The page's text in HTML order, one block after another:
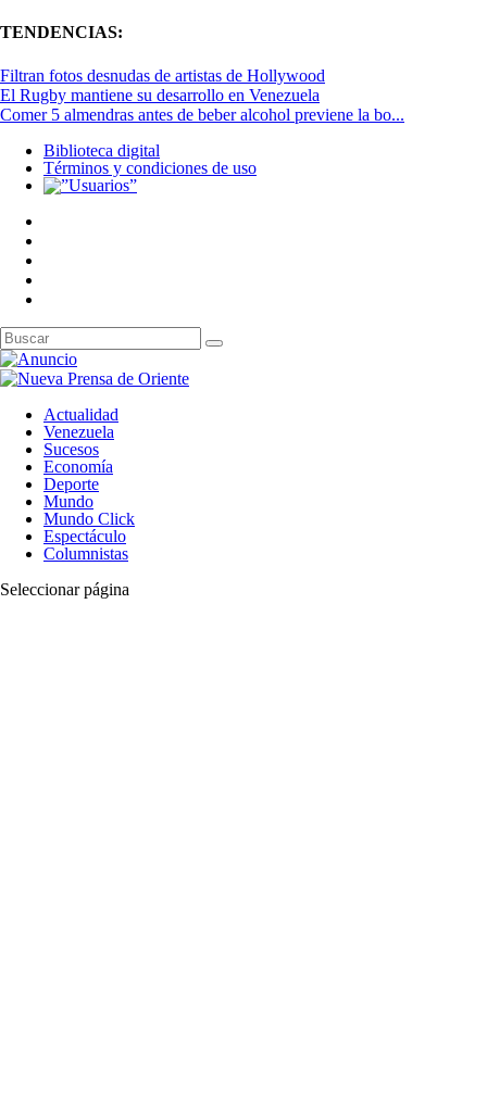
TENDENCIAS:
Filtran fotos desnudas de artistas de Hollywood
El Rugby mantiene su desarrollo en Venezuela
Comer 5 almendras antes de beber alcohol previene la bo...
Biblioteca digital
Términos y condiciones de uso
Actualidad
Venezuela
Sucesos
Economía
Deporte
Mundo
Mundo Click
Espectáculo
Columnistas
Seleccionar página